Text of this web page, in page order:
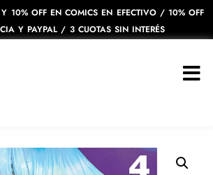
10% OFF EN COMICS EN EFECTIVO / 10% OFF
Y PAYPAL / 3 CUOTAS SIN INTERÉS